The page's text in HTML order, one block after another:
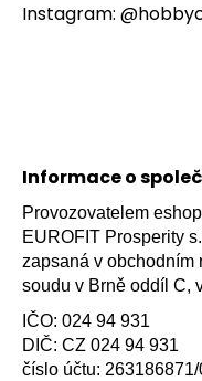
Instagram:
Informace o
Provozovatelem
EUROFIT Prosperity
zapsaná v obchodním
soudu v Brně oddíl C,
IČO: 024 94 931
DIČ: CZ 024 94 931
číslo účtu:
D
č
u
j
e
m
e